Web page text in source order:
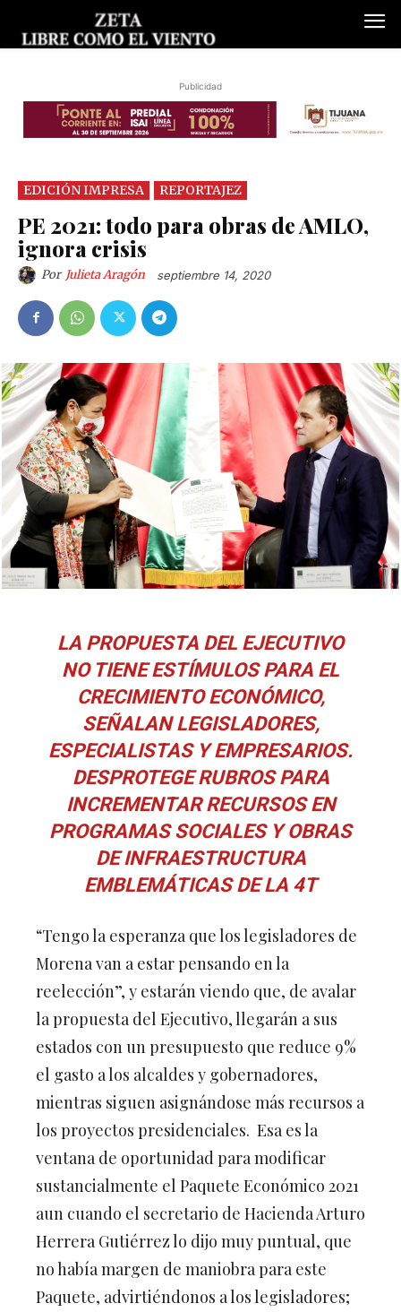
Publicidad
EDICIÓN IMPRESA REPORTAJEZ
PE 2021: todo para obras de AMLO,
ignora crisis
Por Julieta Aragón septiembre 14, 2020
LA PROPUESTA DEL EJECUTIVO
NO TIENE ESTÍMULOS PARA EL
CRECIMIENTO ECONÓMICO,
SEÑALAN LEGISLADORES,
ESPECIALISTAS Y EMPRESARIOS.
DESPROTEGE RUBROS PARA
INCREMENTAR RECURSOS EN
PROGRAMAS SOCIALES Y OBRAS
DE INFRAESTRUCTURA
EMBLEMÁTICAS DE LA 4T
“Tengo la esperanza que los legisladores de
Morena van a estar pensando en la
reelección”, y estarán viendo que, de avalar
la propuesta del Ejecutivo, llegarán a sus
estados con un presupuesto que reduce 9%
el gasto a los alcaldes y gobernadores,
mientras siguen asignándose más recursos a
los proyectos presidenciales. Esa es la
ventana de oportunidad para modificar
sustancialmente el Paquete Económico 2021
aun cuando el secretario de Hacienda Arturo
Herrera Gutiérrez lo dijo muy puntual, que
no había margen de maniobra para este
Paquete, advirtiéndonos a los legisladores;